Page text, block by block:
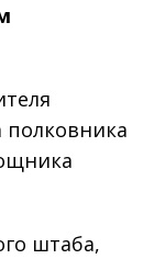
полковника
штаба,